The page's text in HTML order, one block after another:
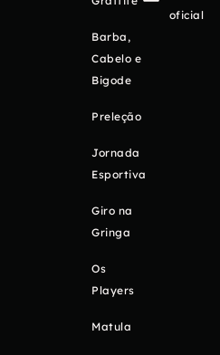
Barba,
Cabelo e
Bigode
Preleção
Jornada
Esportiva
Giro na
Gringa
Os
Players
Matula
oficial